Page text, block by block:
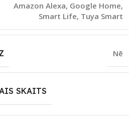
Amazon Alexa, Google Home,
Smart Life, Tuya Smart
Nē
SKAITS